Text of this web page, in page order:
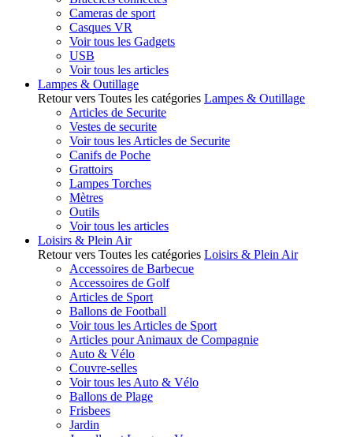
Cameras de sport
Casques VR
Voir tous les Gadgets
USB
Voir tous les articles
Lampes & Outillage
Retour vers Toutes les catégories Lampes & Outillage
Articles de Securite
Vestes de securite
Voir tous les Articles de Securite
Canifs de Poche
Grattoirs
Lampes Torches
Mètres
Outils
Voir tous les articles
Loisirs & Plein Air
Retour vers Toutes les catégories Loisirs & Plein Air
Accessoires de Barbecue
Accessoires de Golf
Articles de Sport
Ballons de Football
Voir tous les Articles de Sport
Articles pour Animaux de Compagnie
Auto & Vélo
Couvre-selles
Voir tous les Auto & Vélo
Ballons de Plage
Frisbees
Jardin